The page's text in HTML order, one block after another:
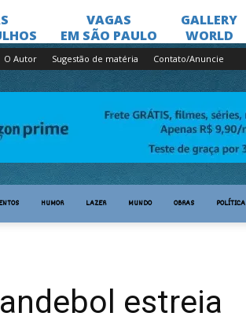
O Autor Sugestão de matéria Contato/Anuncie
HUMOR LAZER MUNDO OBRAS POLÍTICA
estreia